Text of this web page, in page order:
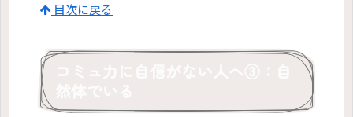
目次に戻る